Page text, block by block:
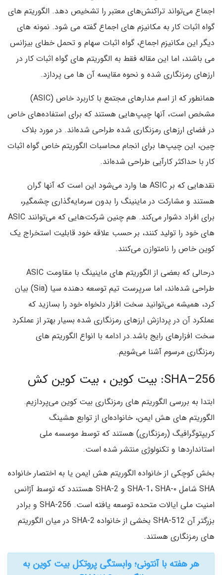
اجماع می‌تواند تراکنش‌های معتبر را تشخیص دهد. الگوریتم های
گواه اثبات کار به مکانیزم های اجماع گفته می شود. نمونه های
دیگر این مکانیزم اجماع، گواه اثبات سهام و تحمل خطای بیزانس
می باشند، اما این مقاله فقط به الگوریتم های گواه اثبات کار در
ارزهای رمزنگاری شده و نحوه مقایسه آن ها می پردازد.
همانطور که از اسم مدارهای مجتمع با کاربرد خاص (ASIC)
مشخص است، آنها چیپ‌هایی هستند که برای استفاده‌های خاص
در فضای ارزهای رمزنگاری شده طراحی شده‌اند. در مورد بلاک‌
چین، این ‌چیپ‌ها برای انجام محاسبات الگوریتم خاص گواه اثبات
کار با حداکثر کارآیی طراحی شده‌اند.
نقدهایی که بر ASIC ها وارد می‌شود این است که آنها گران
هستند و مشارکت در ماینینگ را بدون سرمایه‌گذاری چشمگیر،
برای افراد دشوار می‌کند. هم چنین شرکت‌هایی که می‌توانند ASIC
های خود را تولید کنند، بر حسب علاقه خود قابلیت استخراج یک‌
کوین خاص را نامتوازن می‌کنند.
درحالی که بعضی از الگوریتم های ماینینگ با مقاومت ASIC
طراحی شده‌اند، اما سرپرست تیم توسعه دهنده سیا (Sia) بیان
کرد، همیشه می‌توانید سخت افزار دلخواه خود را بسازید که
عملکرد آن در پردازش ارزهای رمزنگاری شده بسیار بهتر از عملکرد
سخت افزارهای رایج باشد.در ادامه با انواع الگوریتم های
رمزنگاری مرسوم آشنا می‌شویم.
SHA–256: بیت کوین ، بیت کوین کش
ابتدا به بررسی الگوریتم های رمزنگاری بیت کوین می‌پردازیم.
الگوریتم های هش ایمن، خانواده‌ای از توابع هشینگ
کریپتوگرافیگ (رمزنگاری) هستند که توسط موسسه ملی
استانداردها و تکنولوژی منتشر شده است.
بخش کوچکی از خانواده الگوریتم هش ایمن یا به اختصار خانواده
SHA شامل SHA-1، SHA-۰ و SHA-2 هستندد که توسط آژانس
امنیت ملی ایالات متحده توسعه یافته است. SHA-256 و برادر
بزرگتر آن SHA-512 بخشی از خانواده SHA-2 در میان الگوریتم
های رمزنگاری هستند.
هر هفته با آنتونی؛ وابستگی پروتکل بیت کوین به